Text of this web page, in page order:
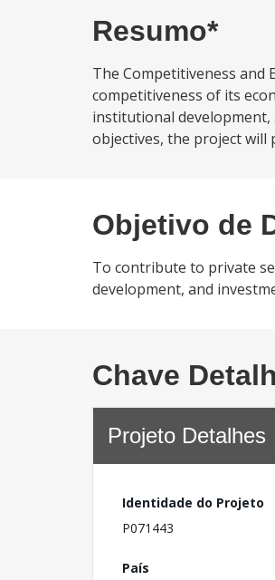
Resumo*
The Competitiveness and
competitiveness of its
institutional development,
objectives, the project will
Objetivo de
To contribute to private
development, and
Chave
Projeto Detalhes
Identidade do Projeto
P071443
País